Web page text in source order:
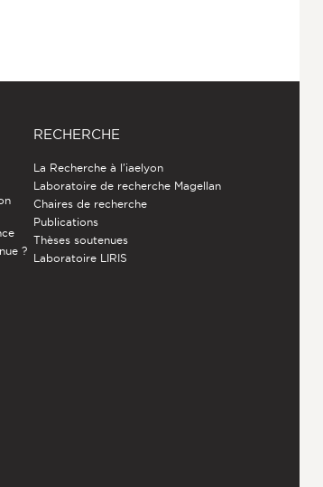
?
RECHERCHE
La Recherche à l'iaelyon
Laboratoire de recherche Magellan
Chaires de recherche
Publications
Thèses soutenues
Laboratoire LIRIS